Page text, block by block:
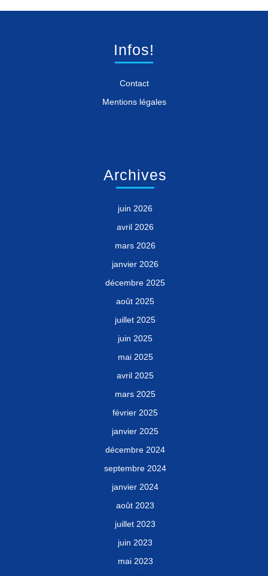
Infos!
Contact
Mentions légales
Archives
juin 2026
avril 2026
mars 2026
janvier 2026
décembre 2025
août 2025
juillet 2025
juin 2025
mai 2025
avril 2025
mars 2025
février 2025
janvier 2025
décembre 2024
septembre 2024
janvier 2024
août 2023
juillet 2023
juin 2023
mai 2023